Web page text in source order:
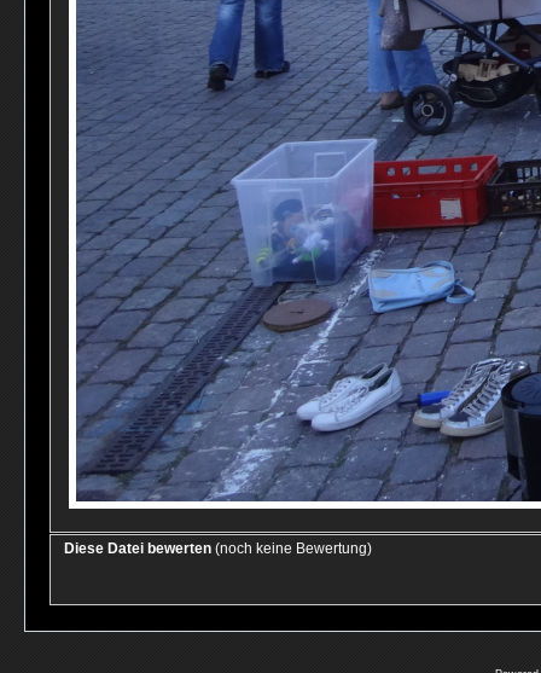
Diese Datei bewerten (noch keine Bewertung)